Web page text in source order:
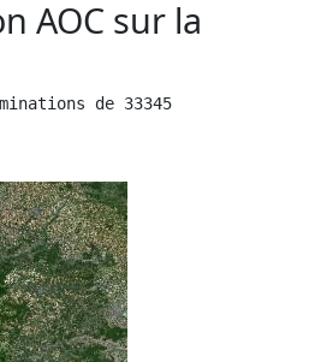
AOC sur la
de 33345